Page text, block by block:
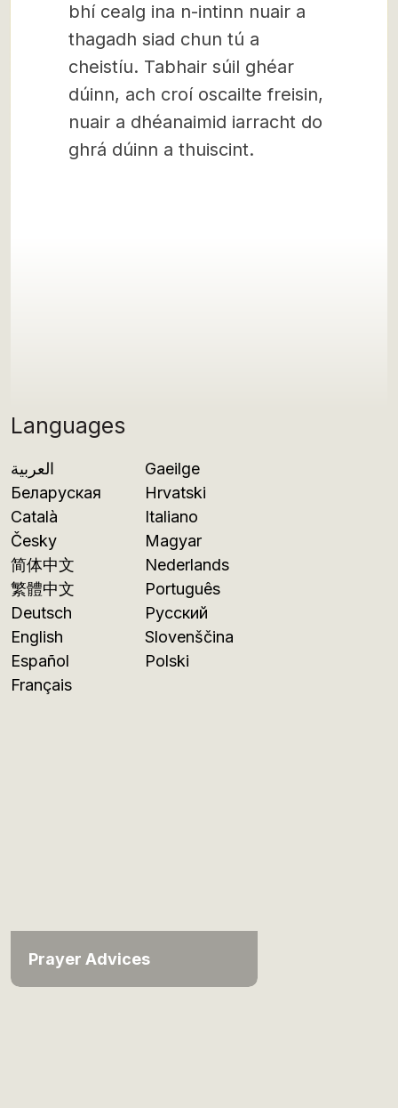
Languages
العربية
Беларуская
Català
Česky
简体中文
繁體中文
Deutsch
English
Español
Français
Gaeilge
Hrvatski
Italiano
Magyar
Nederlands
Português
Русский
Slovenščina
Polski
Prayer Advices
bhí cealg ina n-intinn nuair a
thagadh siad chun tú a
cheistíu. Tabhair súil ghéar
dúinn, ach croí oscailte freisin,
nuair a dhéanaimid iarracht do
ghrá dúinn a thuiscint.